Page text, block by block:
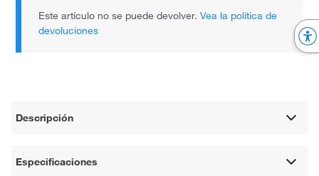
Este artículo no se puede devolver.Vea la política de
devoluciones
Descripción
Especificaciones